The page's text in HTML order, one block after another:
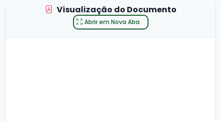
Visualização do Documento
Abrir em Nova Aba